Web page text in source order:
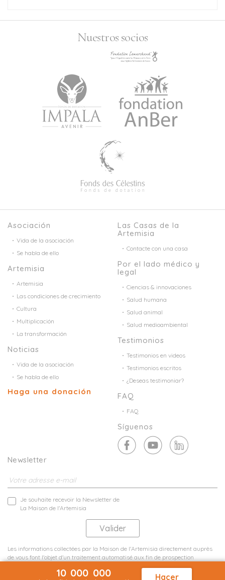
Nuestros socios
Asociación
Vida de la asociación
Se habla de ello
Artemisia
Artemisia
Las condiciones de crecimiento
Cultura
Multiplicación
La transformación
Noticias
Vida de la asociación
Se habla de ello
Haga una donación
Las Casas de la
Artemisia
Contacte con una casa
Por el lado médico y
legal
Ciencias & innovaciones
Salud humana
Salud animal
Salud medioambiental
Testimonios
Testimonios en videos
Testimonios escritos
¿Deseas testimoniar?
FAQ
FAQ
Síguenos
Newsletter
Je souhaite recevoir la Newsletter de
La Maison de l'Artemisia
Les informations collectées par la Maison de l'Artemisia directement auprès
de vous font l'objet d'un traitement automatisé aux fin de prospection
10 000 000 Hacer